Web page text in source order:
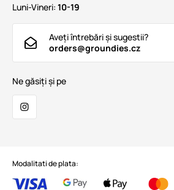
Luni-Vineri: 10-19
Aveți întrebări și sugestii?
orders@groundies.cz
Ne găsiți și pe
Modalitati de plata: